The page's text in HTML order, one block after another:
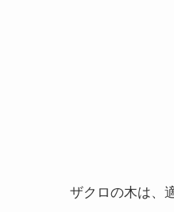
ザクロの木は、